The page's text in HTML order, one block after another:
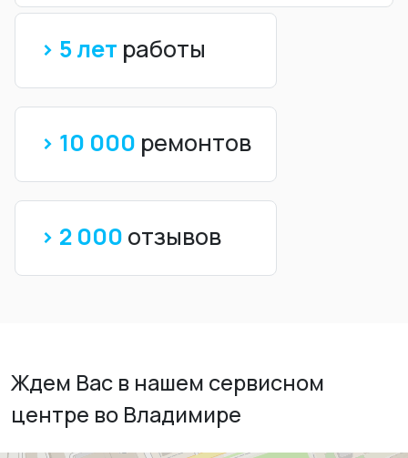
> 5 лет работы
> 10 000 ремонтов
> 2 000 отзывов
Ждем Вас в нашем сервисном
центре во Владимире